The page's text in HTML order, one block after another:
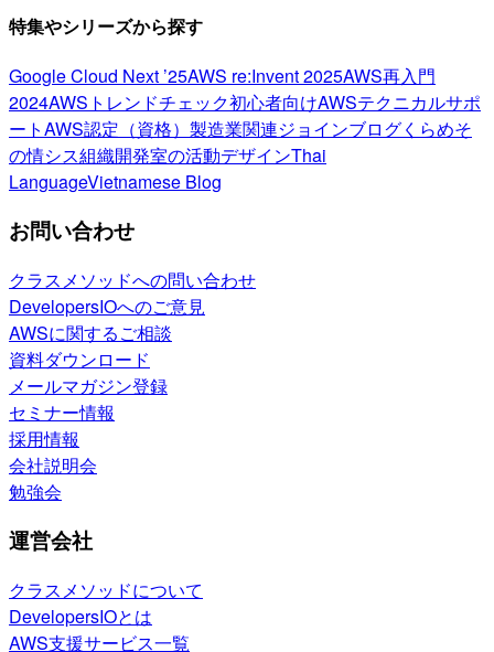
特集やシリーズから探す
Google Cloud Next ’25AWS re:Invent 2025AWS再入門
2024AWSトレンドチェック初心者向けAWSテクニカルサポ
ートAWS認定（資格） 製造業関連ジョインブログくらめそ
の情シス組織開発室の活動デザインThai
LanguageVietnamese Blog
お問い合わせ
クラスメソッドへの問い合わせ
DevelopersIOへのご意見
AWSに関するご相談
資料ダウンロード
メールマガジン登録
セミナー情報
採用情報
会社説明会
勉強会
運営会社
クラスメソッドについて
DevelopersIOとは
AWS支援サービス一覧